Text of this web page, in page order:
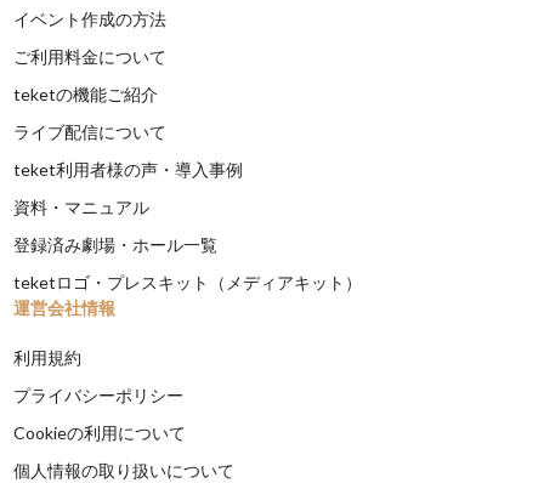
イベント作成の方法
ご利用料金について
teketの機能ご紹介
ライブ配信について
teket利用者様の声・導入事例
資料・マニュアル
登録済み劇場・ホール一覧
teketロゴ・プレスキット（メディアキット）
運営会社情報
利用規約
プライバシーポリシー
Cookieの利用について
個人情報の取り扱いについて